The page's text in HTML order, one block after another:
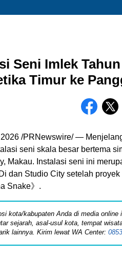
Seni Imlek
Timur ke
/PRNewswire/ —
seni skala besar bertema
Makau. Instalasi seni ini
dan Studio City setelah
Snake》.
kota/kabupaten Anda di media online
sejarah, asal-usul kota, tempat
lainnya. Kirim lewat WA Center: